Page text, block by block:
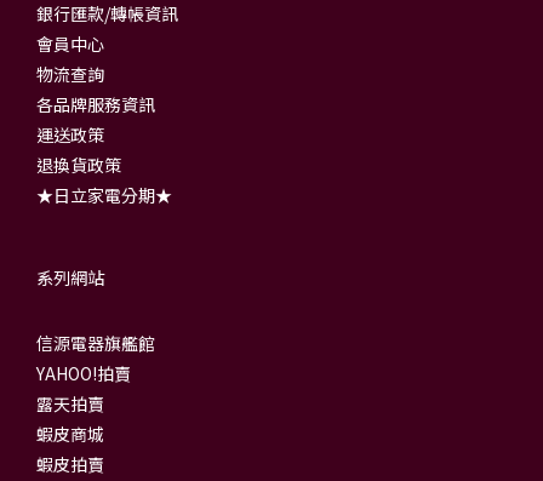
銀行匯款/轉帳資訊
會員中心
物流查詢
各品牌服務資訊
運送政策
退換貨政策
★日立家電分期★
系列網站
信源電器旗艦館
YAHOO!拍賣
露天拍賣
蝦皮商城
蝦皮拍賣